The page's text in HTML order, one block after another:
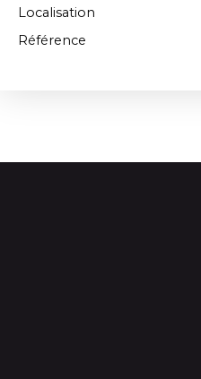
Localisation
Référence